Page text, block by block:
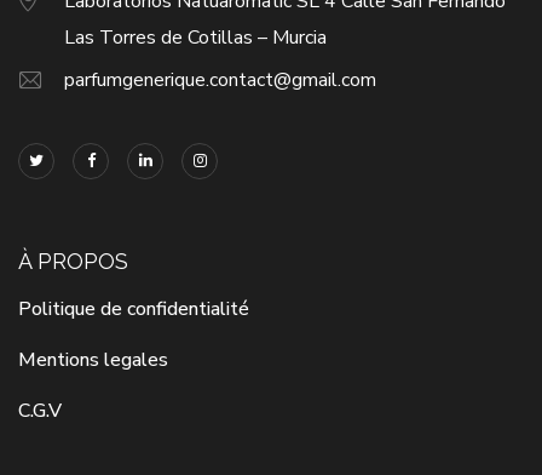
Las Torres de Cotillas – Murcia
parfumgenerique.contact@gmail.com
À PROPOS
Politique de confidentialité
Mentions legales
C.G.V